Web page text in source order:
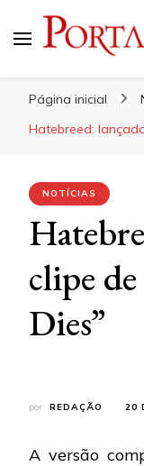
Página inicial
Hatebreed:
NOTÍCIAS
clipe
Dies”
por REDAÇÃO 20
A versão